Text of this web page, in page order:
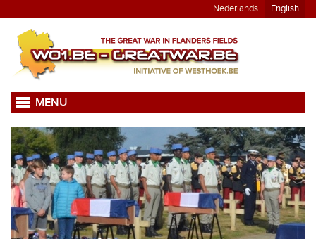
Nederlands English
MENU